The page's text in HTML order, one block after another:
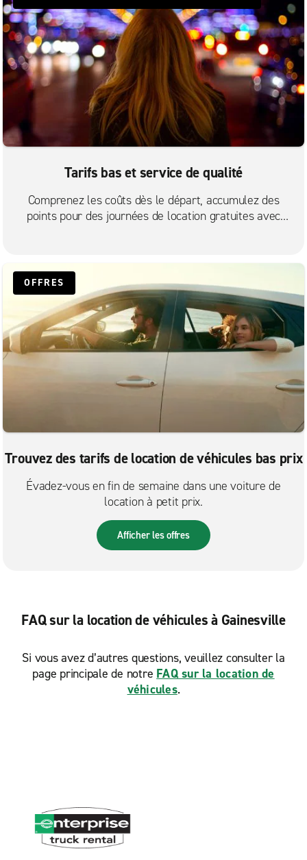
Tarifs bas et service de qualité
Comprenez les coûts dès le départ, accumulez des
points pour des journées de location gratuites avec
OFFRES
Trouvez des tarifs de location de véhicules bas prix
Évadez-vous en fin de semaine dans une voiture de
location à petit prix.
Afficher les offres
FAQ sur la location de véhicules à Gainesville
Si vous avez d’autres questions, veuillez consulter la
page principale de notre FAQ sur la location de
véhicules.